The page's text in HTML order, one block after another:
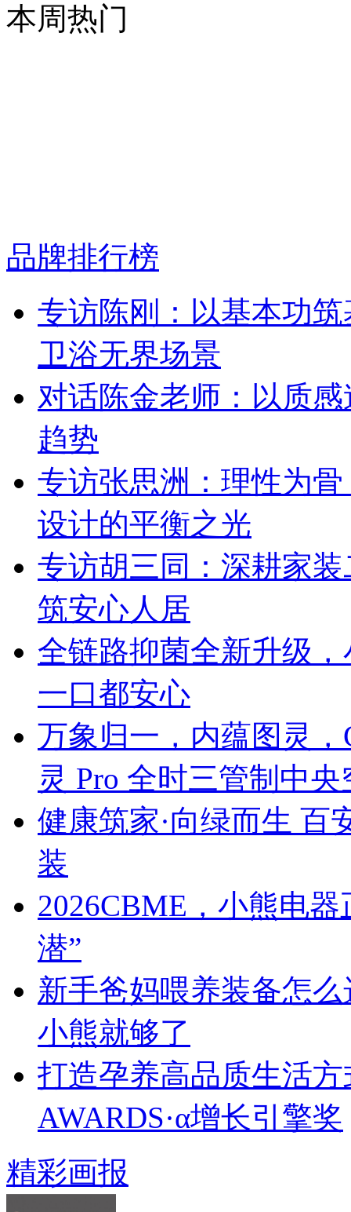
本周热门
品牌排行榜
专访陈刚：以基本功
卫浴无界场景
对话陈金老师：以质
趋势
专访张思洲：理性为
设计的平衡之光
专访胡三同：深耕家
筑安心人居
全链路抑菌全新升级
一口都安心
万象归一，内蕴图灵
灵 Pro 全时三管制中央
健康筑家·向绿而生 百
装
2026CBME，小熊电
潜”
新手爸妈喂养装备怎
小熊就够了
打造孕养高品质生活
AWARDS·α增长引擎奖
精彩画报